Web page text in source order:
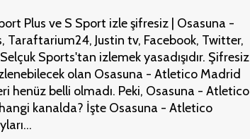
Plus ve S Sport izle şifresiz | Osasuna -
Taraftarium24, Justin tv, Facebook, Twitter,
Sports'tan izlemek yasadışıdır. Şifresiz
olan Osasuna - Atletico Madrid
henüz belli olmadı. Peki, Osasuna - Atletico
kanalda? İşte Osasuna - Atletico